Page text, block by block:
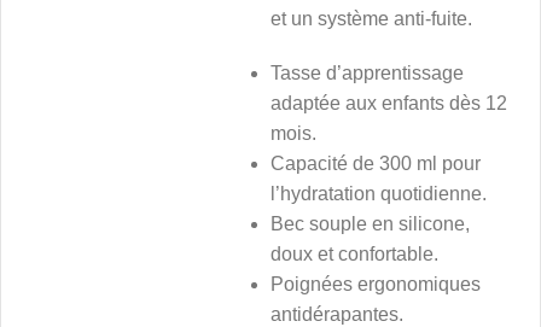
et un système anti-fuite.
Tasse d’apprentissage
adaptée aux enfants dès 12
mois.
Capacité de 300 ml pour
l’hydratation quotidienne.
Bec souple en silicone,
doux et confortable.
Poignées ergonomiques
antidérapantes.